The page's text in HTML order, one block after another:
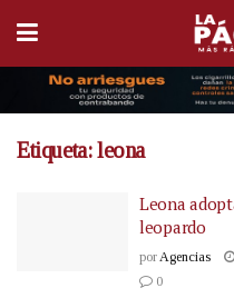
Etiqueta:leona
Leona
leopardo
por Agencias
0